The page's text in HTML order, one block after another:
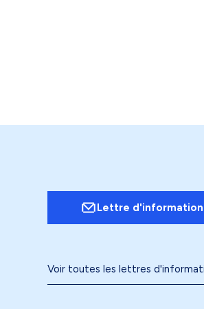
Lettre d'information
Voir toutes les lettres